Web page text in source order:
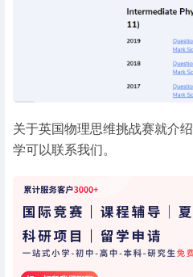
关于英国物理思维挑战赛就介
学可以联系我们。